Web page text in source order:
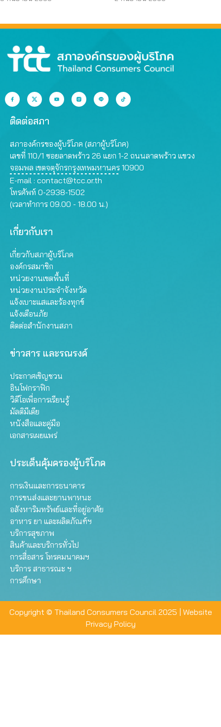
ติดต่อสภา
สภาองค์กรของผู้บริโภค (สภาผู้บริโภค)
เลขที่ 110/1 ซอยลาดพร้าว 26 แยก 1-2 ถนนลาดพร้าว แขวง
จอมพล เขตจตุจักรกรุงเทพมหานคร 10900
E-mail : contact@tcc.or.th
โทรศัพท์ 0-2938-1502
(เวลาทำการ 09.00 - 18.00 น.)
เกี่ยวกับเรา
เกี่ยวกับสภาผู้บริโภค
องค์กรสมาชิก
หน่วยงานเขตพื้นที่
หน่วยงานประจำจังหวัด
แจ้งเบาะแสและร้องทุกข์
แจ้งเตือนภัย
ติดต่อสำนักงานสภา
ข่าวสาร และรณรงค์
ประกาศเชิญชวน
อินโฟกราฟิก
วิดีโอเพื่อการเรียนรู้
มัลติมีเดีย
หนังสือและคู่มือ
เอกสารเผยแพร่
ประเด็นคุ้มครองผู้บริโภค
การเงินและการธนาคาร
การขนส่งและยานพาหนะ
อสังหาริมทรัพย์และที่อยู่อาศัย
อาหาร ยา และผลิตภัณฑ์ฯ
บริการสุขภาพ
สินค้าและบริการทั่วไป
การสื่อสาร โทรคมนาคมฯ
บริการ สาธารณะ ฯ
การศึกษา
Copyright © Thailand Consumers Council 2025 | Website
Privacy Policy